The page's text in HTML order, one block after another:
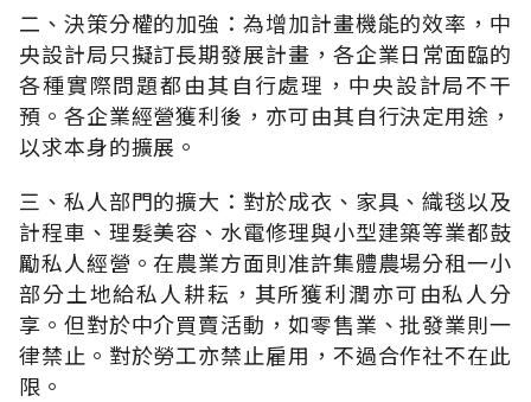
二、決策分權的加強：為增加計畫機能的效率，中
央設計局只擬訂長期發展計畫，各企業日常面臨的
各種實際問題都由其自行處理，中央設計局不干
預。各企業經營獲利後，亦可由其自行決定用途，
以求本身的擴展。
三、私人部門的擴大：對於成衣、家具、織毯以及
計程車、理髮美容、水電修理與小型建築等業都鼓
勵私人經營。在農業方面則准許集體農場分租一小
部分土地給私人耕耘，其所獲利潤亦可由私人分
享。但對於中介買賣活動，如零售業、批發業則一
律禁止。對於勞工亦禁止雇用，不過合作社不在此
限。